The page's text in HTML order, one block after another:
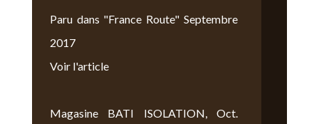
Paru dans "France Route" Septembre
2017
Voir l'article
Magasine BATI ISOLATION, Oct.